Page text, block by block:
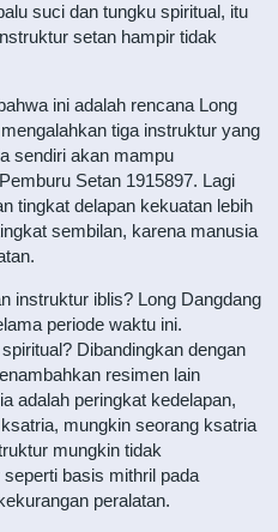
suci dan tungku spiritual, itu
setan hampir tidak
ini adalah rencana Long
tiga instruktur yang
sendiri akan mampu
Setan 1915897. Lagi
tingkat delapan kekuatan lebih
sembilan, karena manusia
instruktur iblis? Long Dangdang
periode waktu ini.
Dibandingkan dengan
resimen lain
adalah peringkat kedelapan,
mungkin seorang ksatria
mungkin tidak
basis mithril pada
peralatan.